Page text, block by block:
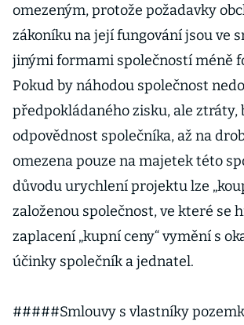
omezeným, protože požadavky
zákoníku na její fungování jsou ve
jinými formami společností méně
Pokud by náhodou společnost
předpokládaného zisku, ale ztráty,
odpovědnost společníka, až na
omezena pouze na majetek této
důvodu urychlení projektu lze
založenou společnost, ve které se
zaplacení „kupní ceny“ vymění s
účinky společník a jednatel.
#####Smlouvy s vlastníky